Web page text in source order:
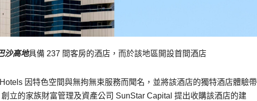
沙高地具備 237 間客房的酒店，而於該地區開設首間酒店
因特色空間與無拘無束服務而聞名，並將該酒店的獨特酒店體驗帶
立的家族財富管理及資產公司 SunStar Capital 提出收購該酒店的建